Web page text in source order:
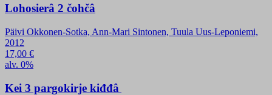
Lohosierâ 2 čohčâ
Päivi Okkonen-Sotka, Ann-Mari Sintonen, Tuula Uus-Leponiemi,
2012
17,00 €
alv. 0%
Kei 3 pargokirje kiđđâ